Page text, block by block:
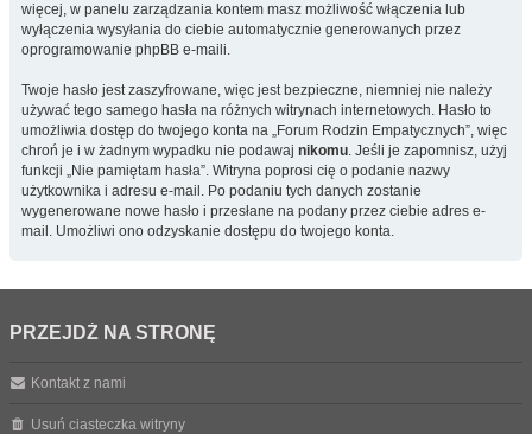
więcej, w panelu zarządzania kontem masz możliwość włączenia lub
wyłączenia wysyłania do ciebie automatycznie generowanych przez
oprogramowanie phpBB e-maili.
Twoje hasło jest zaszyfrowane, więc jest bezpieczne, niemniej nie należy
używać tego samego hasła na różnych witrynach internetowych. Hasło to
umożliwia dostęp do twojego konta na „Forum Rodzin Empatycznych”, więc
chroń je i w żadnym wypadku nie podawaj nikomu. Jeśli je zapomnisz, użyj
funkcji „Nie pamiętam hasła”. Witryna poprosi cię o podanie nazwy
użytkownika i adresu e-mail. Po podaniu tych danych zostanie
wygenerowane nowe hasło i przesłane na podany przez ciebie adres e-
mail. Umożliwi ono odzyskanie dostępu do twojego konta.
PRZEJDŹ NA STRONĘ
Kontakt z nami
Usuń ciasteczka witryny